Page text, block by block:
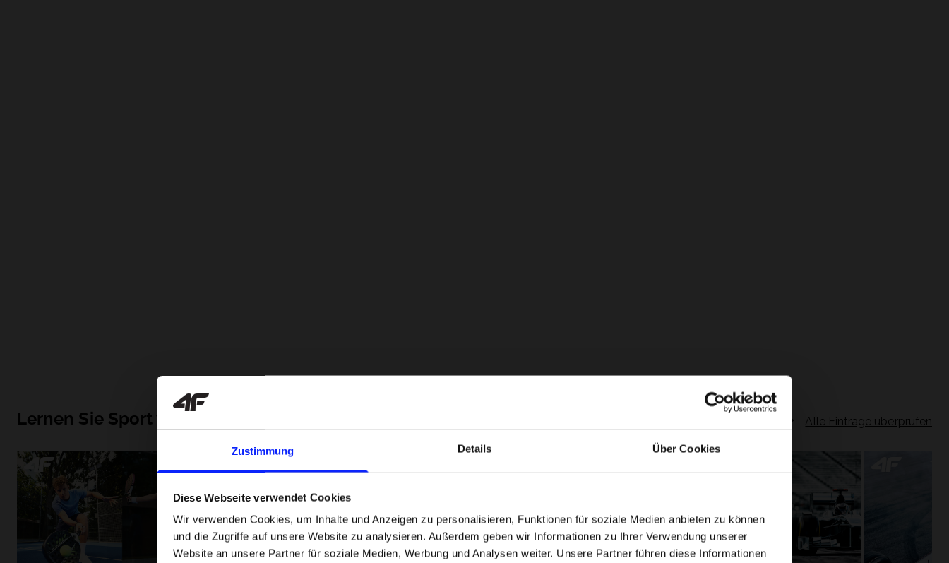
Zustimmung Details Über Cookies
Diese Webseite verwendet Cookies
Wir verwenden Cookies, um Inhalte und Anzeigen zu personalisieren, Funktionen für soziale Medien anbieten zu können
und die Zugriffe auf unsere Website zu analysieren. Außerdem geben wir Informationen zu Ihrer Verwendung unserer
Website an unsere Partner für soziale Medien, Werbung und Analysen weiter. Unsere Partner führen diese Informationen
Lernen Sie Sport von Grund auf kennen Alle Einträge überprüfen